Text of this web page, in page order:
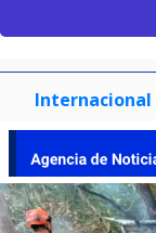
Internacional